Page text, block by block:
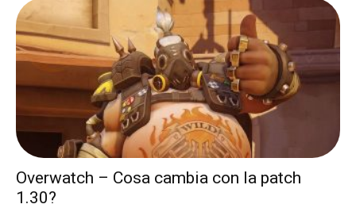
Overwatch – Cosa cambia con la patch
1.30?